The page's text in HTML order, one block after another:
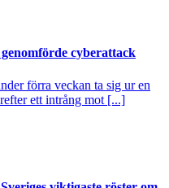
cyberattack
förra veckan ta sig ur en
ett intrång mot [...]